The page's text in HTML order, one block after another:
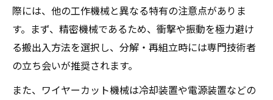
際には、他の工作機械と異なる特有の注意点がありま
す。まず、精密機械であるため、衝撃や振動を極力避け
る搬出入方法を選択し、分解・再組立時には専門技術者
の立ち会いが推奨されます。
また、ワイヤーカット機械は冷却装置や電源装置などの